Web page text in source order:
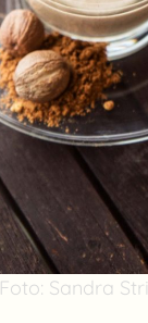
Foto: Sandra